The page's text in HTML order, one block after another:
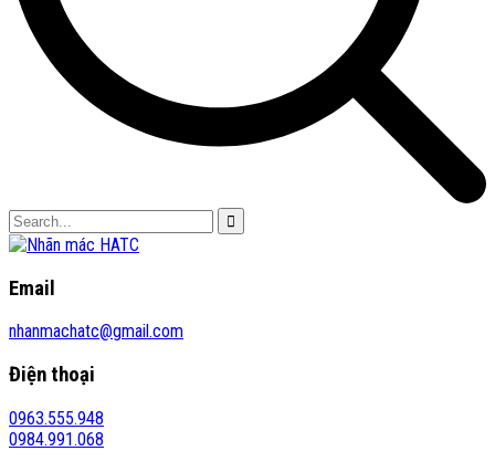
Email
nhanmachatc@gmail.com
Điện thoại
0963.555.948
0984.991.068